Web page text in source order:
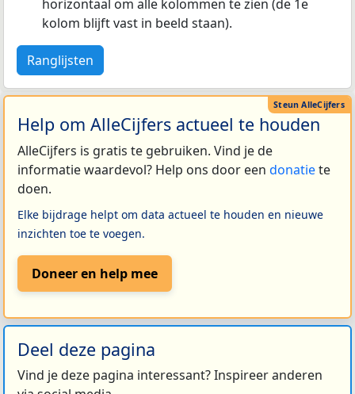
horizontaal om alle kolommen te zien (de 1e
kolom blijft vast in beeld staan).
Ranglijsten
Help om AlleCijfers actueel te houden
AlleCijfers is gratis te gebruiken. Vind je de
informatie waardevol? Help ons door een donatiete
doen.
Elke bijdrage helpt om data actueel te houden en nieuwe
inzichten toe te voegen.
Doneer en help mee
Deel deze pagina
Vind je deze pagina interessant? Inspireer anderen